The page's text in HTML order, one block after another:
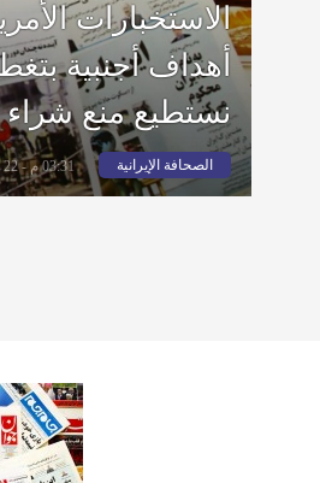
الاستخبارات
أهداف أجنبية
نستطيع منع شراء
الصحافة الإيرانية 03:31 م - 22 أكتوبر 2019